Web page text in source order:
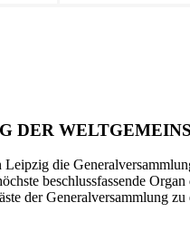
DER
die
beschlussfassende
der Generalversammlung